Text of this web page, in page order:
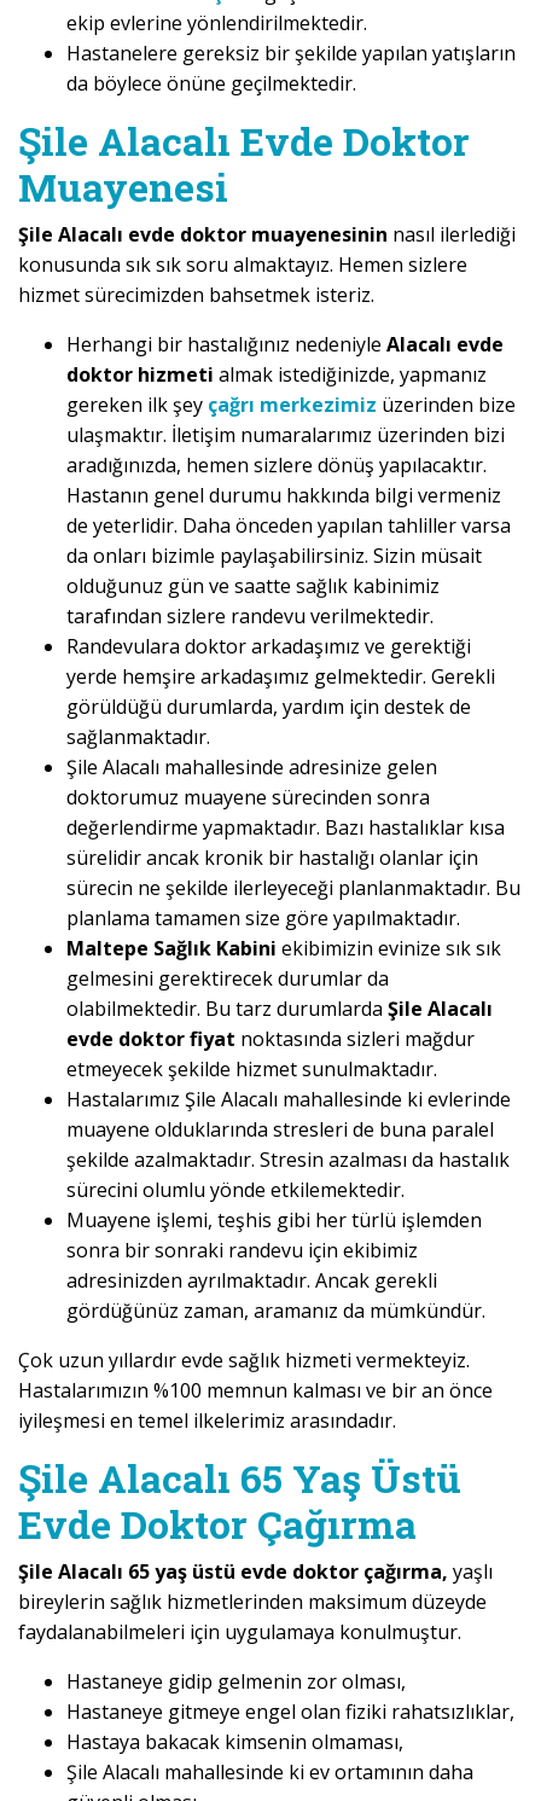
ekip evlerine yönlendirilmektedir.
Hastanelere gereksiz bir şekilde yapılan yatışların
da böylece önüne geçilmektedir.
Şile Alacalı Evde Doktor
Muayenesi
Şile Alacalı evde doktor muayenesinin nasıl ilerlediği
konusunda sık sık soru almaktayız. Hemen sizlere
hizmet sürecimizden bahsetmek isteriz.
Herhangi bir hastalığınız nedeniyle Alacalı evde
doktor hizmeti almak istediğinizde, yapmanız
gereken ilk şey çağrı merkezimiz üzerinden bize
ulaşmaktır. İletişim numaralarımız üzerinden bizi
aradığınızda, hemen sizlere dönüş yapılacaktır.
Hastanın genel durumu hakkında bilgi vermeniz
de yeterlidir. Daha önceden yapılan tahliller varsa
da onları bizimle paylaşabilirsiniz. Sizin müsait
olduğunuz gün ve saatte sağlık kabinimiz
tarafından sizlere randevu verilmektedir.
Randevulara doktor arkadaşımız ve gerektiği
yerde hemşire arkadaşımız gelmektedir. Gerekli
görüldüğü durumlarda, yardım için destek de
sağlanmaktadır.
Şile Alacalı mahallesinde adresinize gelen
doktorumuz muayene sürecinden sonra
değerlendirme yapmaktadır. Bazı hastalıklar kısa
sürelidir ancak kronik bir hastalığı olanlar için
sürecin ne şekilde ilerleyeceği planlanmaktadır. Bu
planlama tamamen size göre yapılmaktadır.
Maltepe Sağlık Kabini ekibimizin evinize sık sık
gelmesini gerektirecek durumlar da
olabilmektedir. Bu tarz durumlarda Şile Alacalı
evde doktor fiyat noktasında sizleri mağdur
etmeyecek şekilde hizmet sunulmaktadır.
Hastalarımız Şile Alacalı mahallesinde ki evlerinde
muayene olduklarında stresleri de buna paralel
şekilde azalmaktadır. Stresin azalması da hastalık
sürecini olumlu yönde etkilemektedir.
Muayene işlemi, teşhis gibi her türlü işlemden
sonra bir sonraki randevu için ekibimiz
adresinizden ayrılmaktadır. Ancak gerekli
gördüğünüz zaman, aramanız da mümkündür.
Çok uzun yıllardır evde sağlık hizmeti vermekteyiz.
Hastalarımızın %100 memnun kalması ve bir an önce
iyileşmesi en temel ilkelerimiz arasındadır.
Şile Alacalı 65 Yaş Üstü
Evde Doktor Çağırma
Şile Alacalı 65 yaş üstü evde doktor çağırma, yaşlı
bireylerin sağlık hizmetlerinden maksimum düzeyde
faydalanabilmeleri için uygulamaya konulmuştur.
Hastaneye gidip gelmenin zor olması,
Hastaneye gitmeye engel olan fiziki rahatsızlıklar,
Hastaya bakacak kimsenin olmaması,
Şile Alacalı mahallesinde ki ev ortamının daha